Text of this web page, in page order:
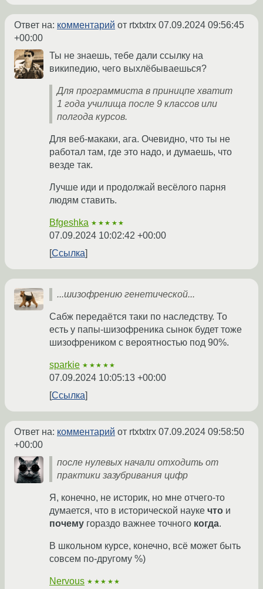
Ответ на: комментарий от rtxtxtrx 07.09.2024 09:56:45
+00:00
Ты не знаешь, тебе дали ссылку на
википедию, чего выхлёбываешься?
Для программиста в приницпе хватит
1 года училища после 9 классов или
полгода курсов.
Для веб-макаки, ага. Очевидно, что ты не
работал там, где это надо, и думаешь, что
везде так.
Лучше иди и продолжай весёлого парня
людям ставить.
Bfgeshka ★★★★★
07.09.2024 10:02:42 +00:00
Ссылка
...шизофрению генетической...
Сабж передаётся таки по наследству. То
есть у папы-шизофреника сынок будет тоже
шизофреником с вероятностью под 90%.
sparkie ★★★★★
07.09.2024 10:05:13 +00:00
Ссылка
Ответ на: комментарий от rtxtxtrx 07.09.2024 09:58:50
+00:00
после нулевых начали отходить от
практики зазубривания цифр
Я, конечно, не историк, но мне отчего-то
думается, что в исторической науке что и
почему гораздо важнее точного когда.
В школьном курсе, конечно, всё может быть
совсем по-другому %)
Nervous ★★★★★